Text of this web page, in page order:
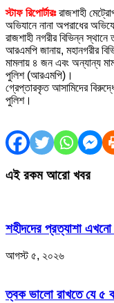
স্টাফ রিপোর্টারঃ রাজশাহী
অভিযানে নানা অপরাধের
রাজশাহী নগরীর বিভিন্ন
আরএমপি জানায়, মহানগরীর
মামলায় ৪ জন এবং অন্যান্য
পুলিশ (আরএমপি)।
গ্রেপ্তারকৃত আসামিদের
পুলিশ।
এই রকম আরো খবর
শহীদদের প্রত্যাশা
আগস্ট ৫, ২০২৬
ত্বক ভালো রাখতে যে ৫